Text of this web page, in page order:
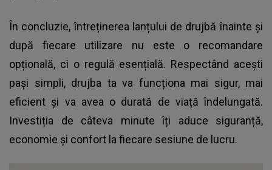
În concluzie, întreținerea lanțului de drujbă înainte și
după fiecare utilizare nu este o recomandare
opțională, ci o regulă esențială. Respectând acești
pași simpli, drujba ta va funcționa mai sigur, mai
eficient și va avea o durată de viață îndelungată.
Investiția de câteva minute îți aduce siguranță,
economie și confort la fiecare sesiune de lucru.